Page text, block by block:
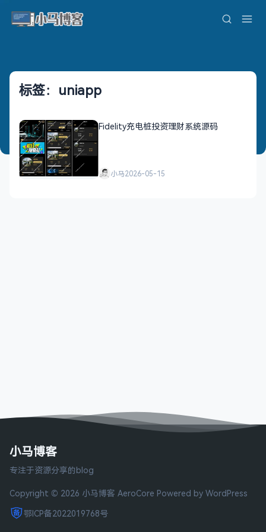
标签：uniapp
Fidelity充电桩投资理财系统源码
小马2026-05-15
小马博客
专注于资源分享的blog
Copyright © 2026 小马博客 AeroCore Powered by WordPress
鄂ICP备2022019768号